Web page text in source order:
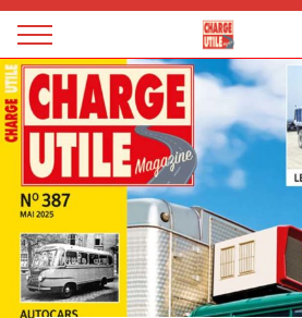
Magazine
Charge
utile
Panneau de gestion des cookies